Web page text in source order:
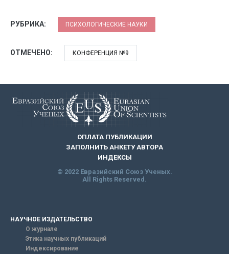
РУБРИКА: ПСИХОЛОГИЧЕСКИЕ НАУКИ
ОТМЕЧЕНО: КОНФЕРЕНЦИЯ №9
ОПЛАТА ПУБЛИКАЦИИ
ЗАПОЛНИТЬ АНКЕТУ АВТОРА
ИНДЕКСЫ
© 2022 Евразийский Союз Ученых.
All Rights Reserved.
НАУЧНОЕ ИЗДАТЕЛЬСТВО
О журнале
Этика научных публикаций
Индексирование